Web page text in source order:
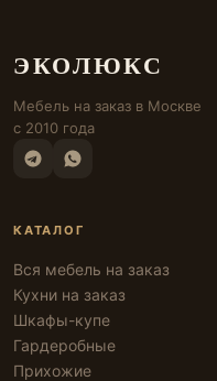
ЭКОЛЮКС
Мебель на заказ в Москве
с 2010 года
КАТАЛОГ
Вся мебель на заказ
Кухни на заказ
Шкафы-купе
Гардеробные
Прихожие